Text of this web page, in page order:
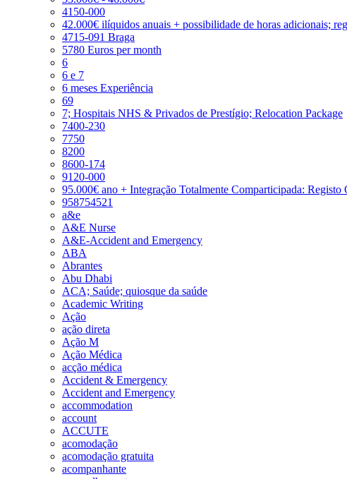
4150-000
42.000€ ilíquidos anuais + possibilidade de horas adicionais;
4715-091 Braga
5780 Euros per month
6
6 e 7
6 meses Experiência
69
7; Hospitais NHS & Privados de Prestígio; Relocation Package
7400-230
7750
8200
8600-174
9120-000
95.000€ ano + Integração Totalmente Comparticipada: Registo
958754521
a&e
A&E Nurse
A&E-Accident and Emergency
ABA
Abrantes
Abu Dhabi
ACA; Saúde; quiosque da saúde
Academic Writing
Ação
ação direta
Ação M
Ação Médica
acção médica
Accident & Emergency
Accident and Emergency
accommodation
account
ACCUTE
acomodação
acomodação gratuita
acompanhante